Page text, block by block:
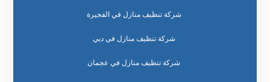
شركة تنظيف منازل في الفجيرة
شركة تنظيف منازل في دبي
شركة تنظيف منازل في عجمان